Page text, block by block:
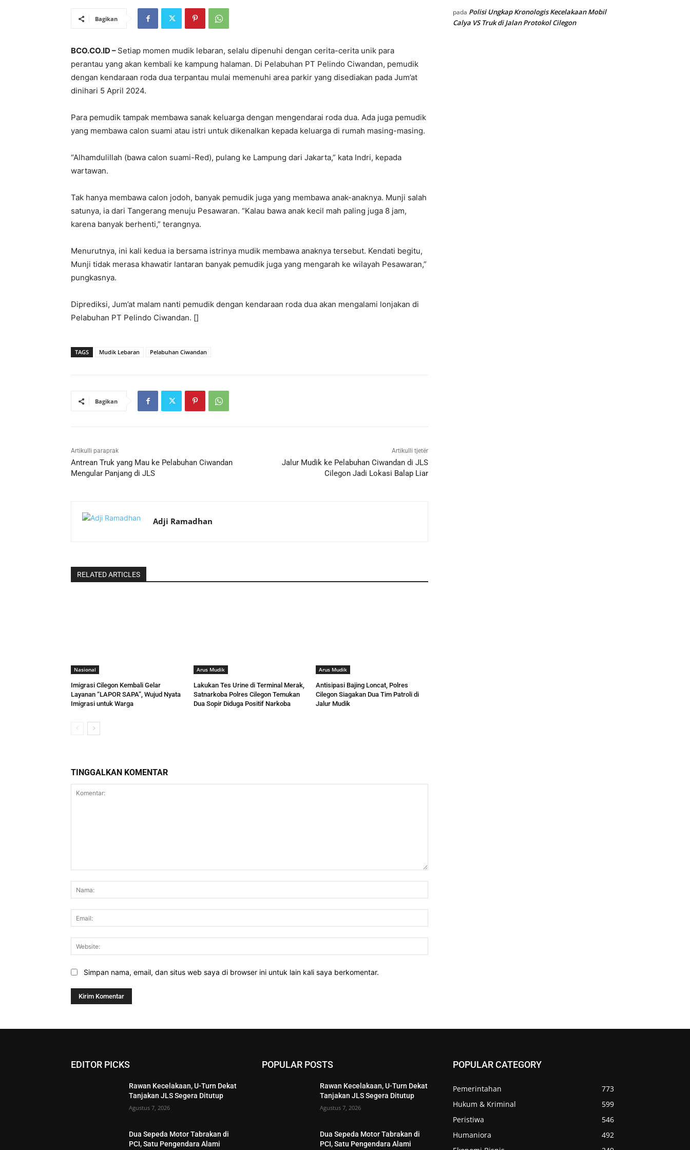
Bagikan
BCO.CO.ID – Setiap momen mudik lebaran, selalu dipenuhi dengan cerita-cerita unik para
perantau yang akan kembali ke kampung halaman. Di Pelabuhan PT Pelindo Ciwandan, pemudik
dengan kendaraan roda dua terpantau mulai memenuhi area parkir yang disediakan pada Jum’at
dinihari 5 April 2024.
Para pemudik tampak membawa sanak keluarga dengan mengendarai roda dua. Ada juga pemudik
yang membawa calon suami atau istri untuk dikenalkan kepada keluarga di rumah masing-masing.
“Alhamdulillah (bawa calon suami-Red), pulang ke Lampung dari Jakarta,” kata Indri, kepada
wartawan.
Tak hanya membawa calon jodoh, banyak pemudik juga yang membawa anak-anaknya. Munji salah
satunya, ia dari Tangerang menuju Pesawaran. “Kalau bawa anak kecil mah paling juga 8 jam,
karena banyak berhenti,” terangnya.
Menurutnya, ini kali kedua ia bersama istrinya mudik membawa anaknya tersebut. Kendati begitu,
Munji tidak merasa khawatir lantaran banyak pemudik juga yang mengarah ke wilayah Pesawaran,”
pungkasnya.
Diprediksi, Jum’at malam nanti pemudik dengan kendaraan roda dua akan mengalami lonjakan di
Pelabuhan PT Pelindo Ciwandan. []
TAGS Mudik Lebaran Pelabuhan Ciwandan
Bagikan
Artikulli paraprak
Antrean Truk yang Mau ke Pelabuhan Ciwandan
Mengular Panjang di JLS
Artikulli tjetër
Jalur Mudik ke Pelabuhan Ciwandan di JLS
Cilegon Jadi Lokasi Balap Liar
Adji Ramadhan
RELATED ARTICLES
Nasional
Imigrasi Cilegon Kembali Gelar
Layanan “LAPOR SAPA”, Wujud Nyata
Imigrasi untuk Warga
Arus Mudik
Lakukan Tes Urine di Terminal Merak,
Satnarkoba Polres Cilegon Temukan
Dua Sopir Diduga Positif Narkoba
Arus Mudik
Antisipasi Bajing Loncat, Polres
Cilegon Siagakan Dua Tim Patroli di
Jalur Mudik
TINGGALKAN KOMENTAR
Simpan nama, email, dan situs web saya di browser ini untuk lain kali saya berkomentar.
pada Polisi Ungkap Kronologis Kecelakaan Mobil
Calya VS Truk di Jalan Protokol Cilegon
EDITOR PICKS
Rawan Kecelakaan, U-Turn Dekat
Tanjakan JLS Segera Ditutup
Agustus 7, 2026
Dua Sepeda Motor Tabrakan di
PCI, Satu Pengendara Alami
POPULAR POSTS
Rawan Kecelakaan, U-Turn Dekat
Tanjakan JLS Segera Ditutup
Agustus 7, 2026
Dua Sepeda Motor Tabrakan di
PCI, Satu Pengendara Alami
POPULAR CATEGORY
Pemerintahan
773
Hukum & Kriminal
599
Peristiwa
546
Humaniora
492